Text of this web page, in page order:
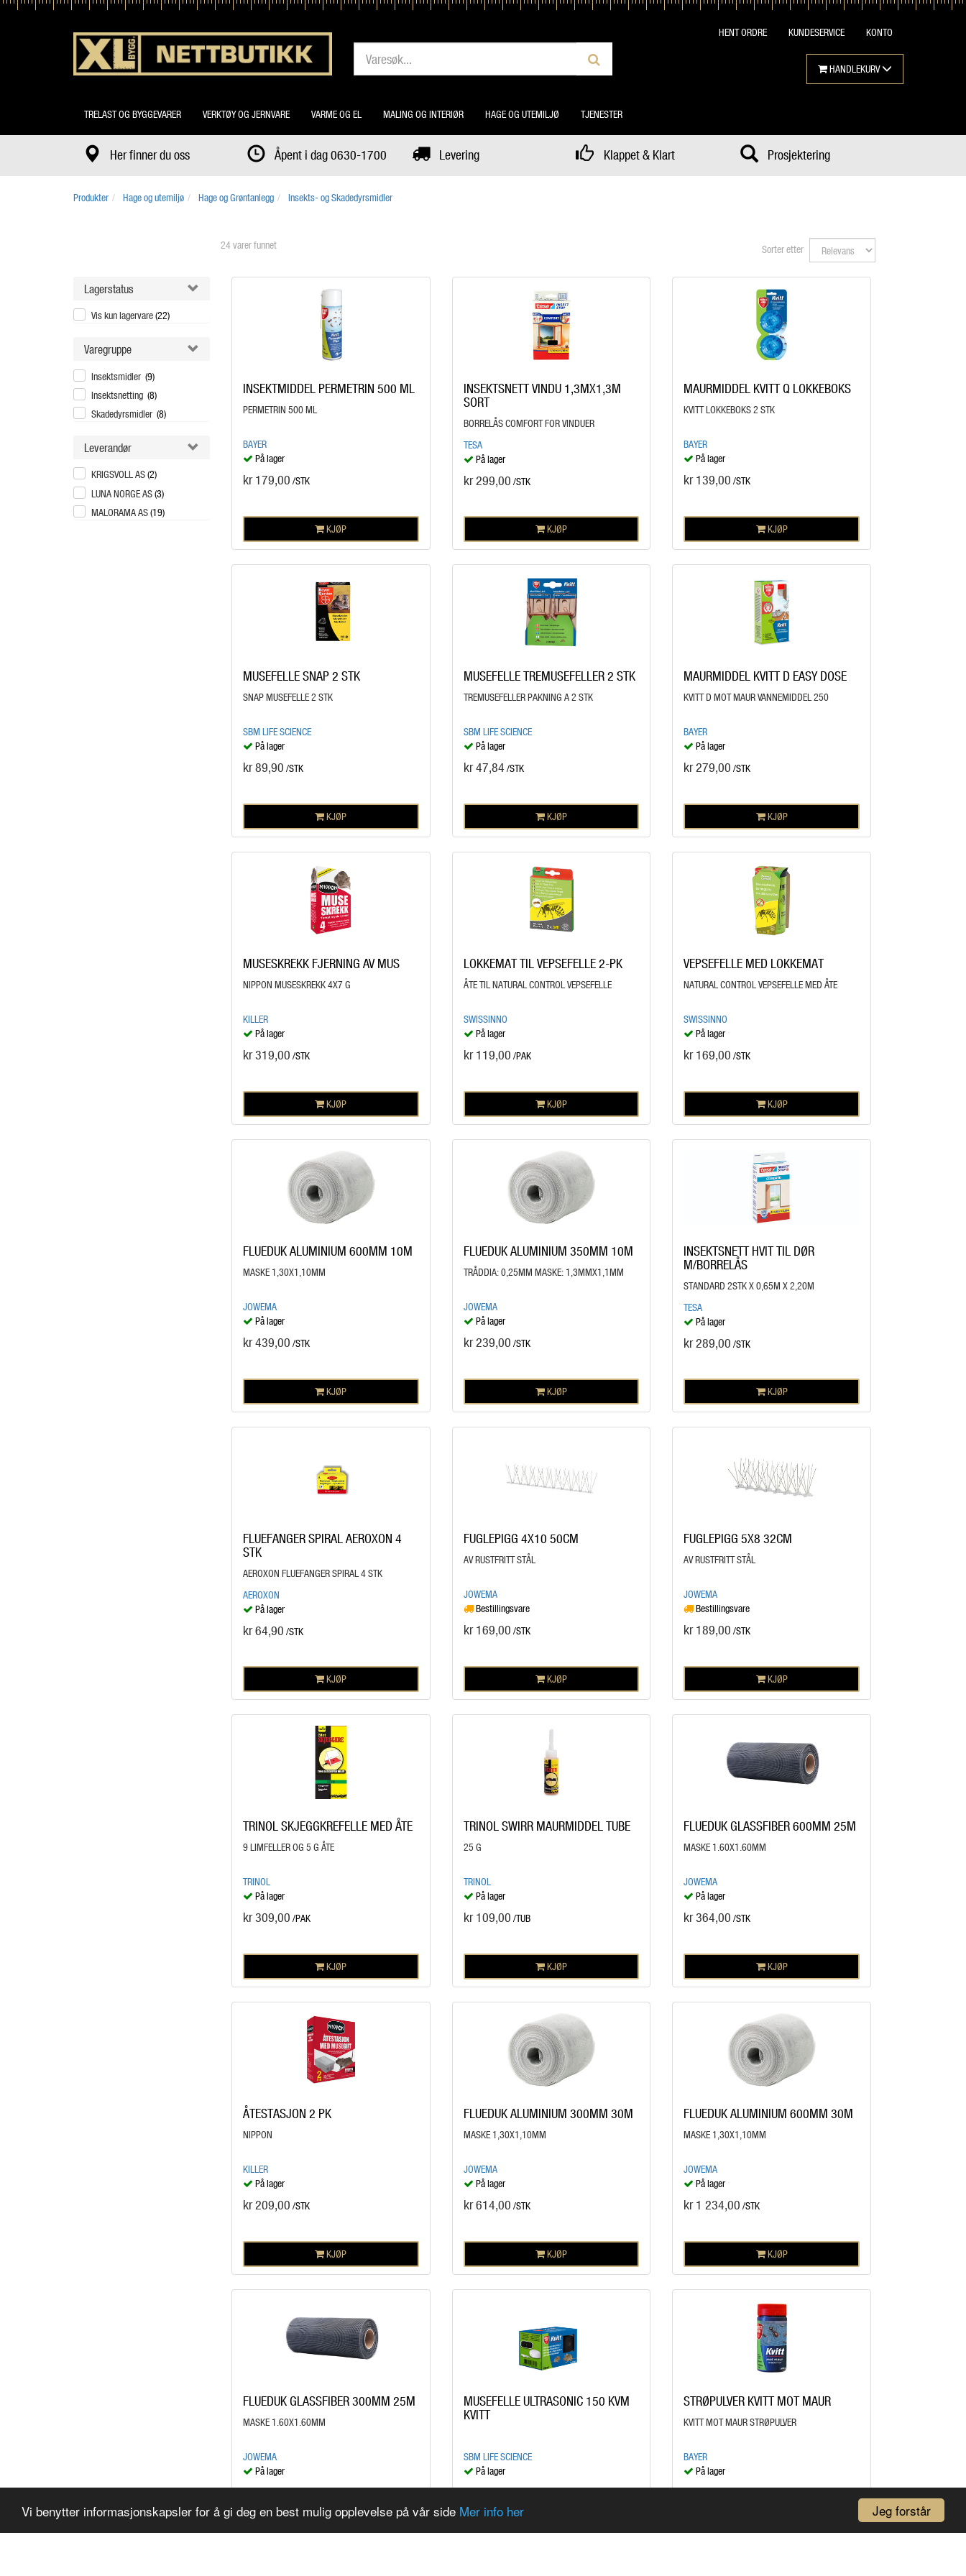
Jeg forstår
Vi benytter informasjonskapsler for å gi deg en best mulig opplevelse på vår side Mer info her
HENT ORDRE KUNDESERVICE KONTO
HANDLEKURV
TRELAST OG BYGGEVARER VERKTØY OG JERNVARE VARME OG EL MALING OG INTERIØR HAGE OG UTEMILJØ TJENESTER
Her finner du oss Åpent i dag 0630-1700 Levering Klappet & Klart Prosjektering
Produkter Hage og utemiljø Hage og Grøntanlegg Insekts- og Skadedyrsmidler
24 varer funnet Sorter etter
Lagerstatus
Vis kun lagervare(22)
Varegruppe
Insektsmidler (9)
Insektsnetting (8)
Skadedyrsmidler (8)
Leverandør
KRIGSVOLL AS(2)
LUNA NORGE AS(3)
MALORAMA AS(19)
INSEKTMIDDEL PERMETRIN 500 ML
PERMETRIN 500 ML
BAYER
På lager
kr 179,00 /STK
KJØP
INSEKTSNETT VINDU 1,3MX1,3M
SORT
BORRELÅS COMFORT FOR VINDUER
TESA
På lager
kr 299,00 /STK
KJØP
MAURMIDDEL KVITT Q LOKKEBOKS
KVITT LOKKEBOKS 2 STK
BAYER
På lager
kr 139,00 /STK
KJØP
MUSEFELLE SNAP 2 STK
SNAP MUSEFELLE 2 STK
SBM LIFE SCIENCE
På lager
kr 89,90 /STK
KJØP
MUSEFELLE TREMUSEFELLER 2 STK
TREMUSEFELLER PAKNING A 2 STK
SBM LIFE SCIENCE
På lager
kr 47,84 /STK
KJØP
MAURMIDDEL KVITT D EASY DOSE
KVITT D MOT MAUR VANNEMIDDEL 250
BAYER
På lager
kr 279,00 /STK
KJØP
MUSESKREKK FJERNING AV MUS
NIPPON MUSESKREKK 4X7 G
KILLER
På lager
kr 319,00 /STK
KJØP
LOKKEMAT TIL VEPSEFELLE 2-PK
ÅTE TIL NATURAL CONTROL VEPSEFELLE
SWISSINNO
På lager
kr 119,00 /PAK
KJØP
VEPSEFELLE MED LOKKEMAT
NATURAL CONTROL VEPSEFELLE MED ÅTE
SWISSINNO
På lager
kr 169,00 /STK
KJØP
FLUEDUK ALUMINIUM 600MM 10M
MASKE 1,30X1,10MM
JOWEMA
På lager
kr 439,00 /STK
KJØP
FLUEDUK ALUMINIUM 350MM 10M
TRÅDDIA: 0,25MM MASKE: 1,3MMX1,1MM
JOWEMA
På lager
kr 239,00 /STK
KJØP
INSEKTSNETT HVIT TIL DØR
M/BORRELÅS
STANDARD 2STK X 0,65M X 2,20M
TESA
På lager
kr 289,00 /STK
KJØP
FLUEFANGER SPIRAL AEROXON 4
STK
AEROXON FLUEFANGER SPIRAL 4 STK
AEROXON
På lager
kr 64,90 /STK
KJØP
FUGLEPIGG 4X10 50CM
AV RUSTFRITT STÅL
JOWEMA
Bestillingsvare
kr 169,00 /STK
KJØP
FUGLEPIGG 5X8 32CM
AV RUSTFRITT STÅL
JOWEMA
Bestillingsvare
kr 189,00 /STK
KJØP
TRINOL SKJEGGKREFELLE MED ÅTE
9 LIMFELLER OG 5 G ÅTE
TRINOL
På lager
kr 309,00 /PAK
KJØP
TRINOL SWIRR MAURMIDDEL TUBE
25 G
TRINOL
På lager
kr 109,00 /TUB
KJØP
FLUEDUK GLASSFIBER 600MM 25M
MASKE 1.60X1.60MM
JOWEMA
På lager
kr 364,00 /STK
KJØP
ÅTESTASJON 2 PK
NIPPON
KILLER
På lager
kr 209,00 /STK
KJØP
FLUEDUK ALUMINIUM 300MM 30M
MASKE 1,30X1,10MM
JOWEMA
På lager
kr 614,00 /STK
KJØP
FLUEDUK ALUMINIUM 600MM 30M
MASKE 1,30X1,10MM
JOWEMA
På lager
kr 1 234,00 /STK
KJØP
FLUEDUK GLASSFIBER 300MM 25M
MASKE 1.60X1.60MM
JOWEMA
På lager
kr 209,00
MUSEFELLE ULTRASONIC 150 KVM
KVITT
SBM LIFE SCIENCE
På lager
kr 569,00
STRØPULVER KVITT MOT MAUR
KVITT MOT MAUR STRØPULVER
BAYER
På lager
kr 149,00